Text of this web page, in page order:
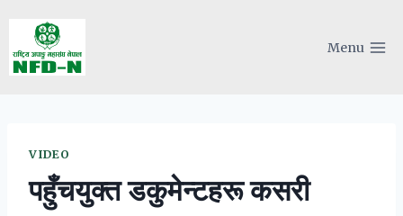
content
Menu
VIDEO
पहुँचयुक्त डकुमेन्टहरू कसरी